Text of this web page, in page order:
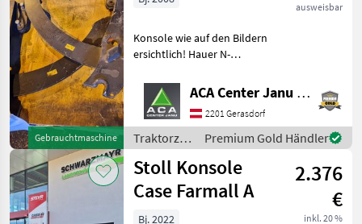
Gebrauchtmaschine
ausweisbar
Konsole wie auf den Bildern
ersichtlich! Hauer N-
Konsolen
ACA Center Janu GmbH
2201 Gerasdorf
Traktorzubehör
/ Hauer
Premium Gold Händler
Stoll Konsole
Case Farmall A
2.376
€
inkl. 20 %
Bj. 2022